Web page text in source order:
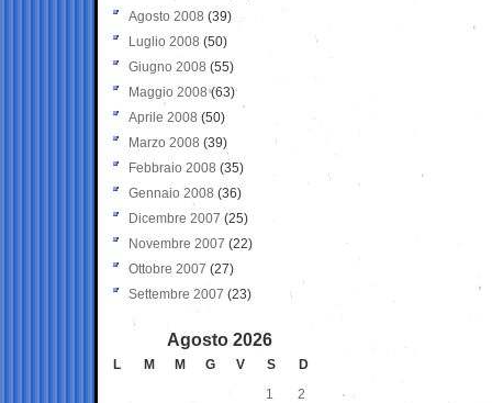
Agosto 2008 (39)
Luglio 2008 (50)
Giugno 2008 (55)
Maggio 2008(63)
Aprile 2008 (50)
Marzo 2008 (39)
Febbraio 2008 (35)
Gennaio 2008 (36)
Dicembre 2007 (25)
Novembre 2007 (22)
Ottobre 2007 (27)
Settembre 2007 (23)
Agosto 2026
L M M G V S
D
1
2